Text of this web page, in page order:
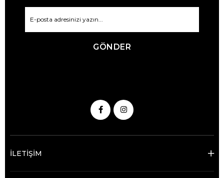
GÖNDER
İLETİŞİM